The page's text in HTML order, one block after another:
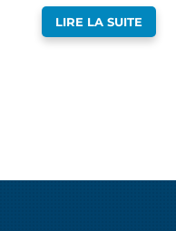
LIRE LA SUITE